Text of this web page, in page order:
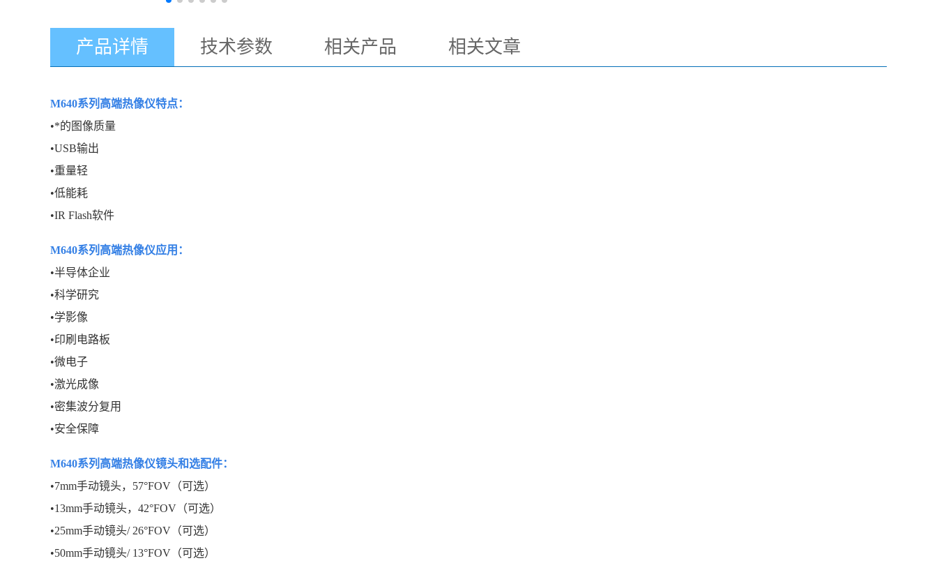
产品详情 技术参数 相关产品 相关文章
M640系列高端热像仪特点：
•*的图像质量
•USB输出
•重量轻
•低能耗
•IR Flash软件
M640系列高端热像仪应用：
•半导体企业
•科学研究
•学影像
•印刷电路板
•微电子
•激光成像
•密集波分复用
•安全保障
M640系列高端热像仪镜头和选配件：
•7mm手动镜头，57°FOV（可选）
•13mm手动镜头，42°FOV（可选）
•25mm手动镜头/ 26°FOV（可选）
•50mm手动镜头/ 13°FOV（可选）